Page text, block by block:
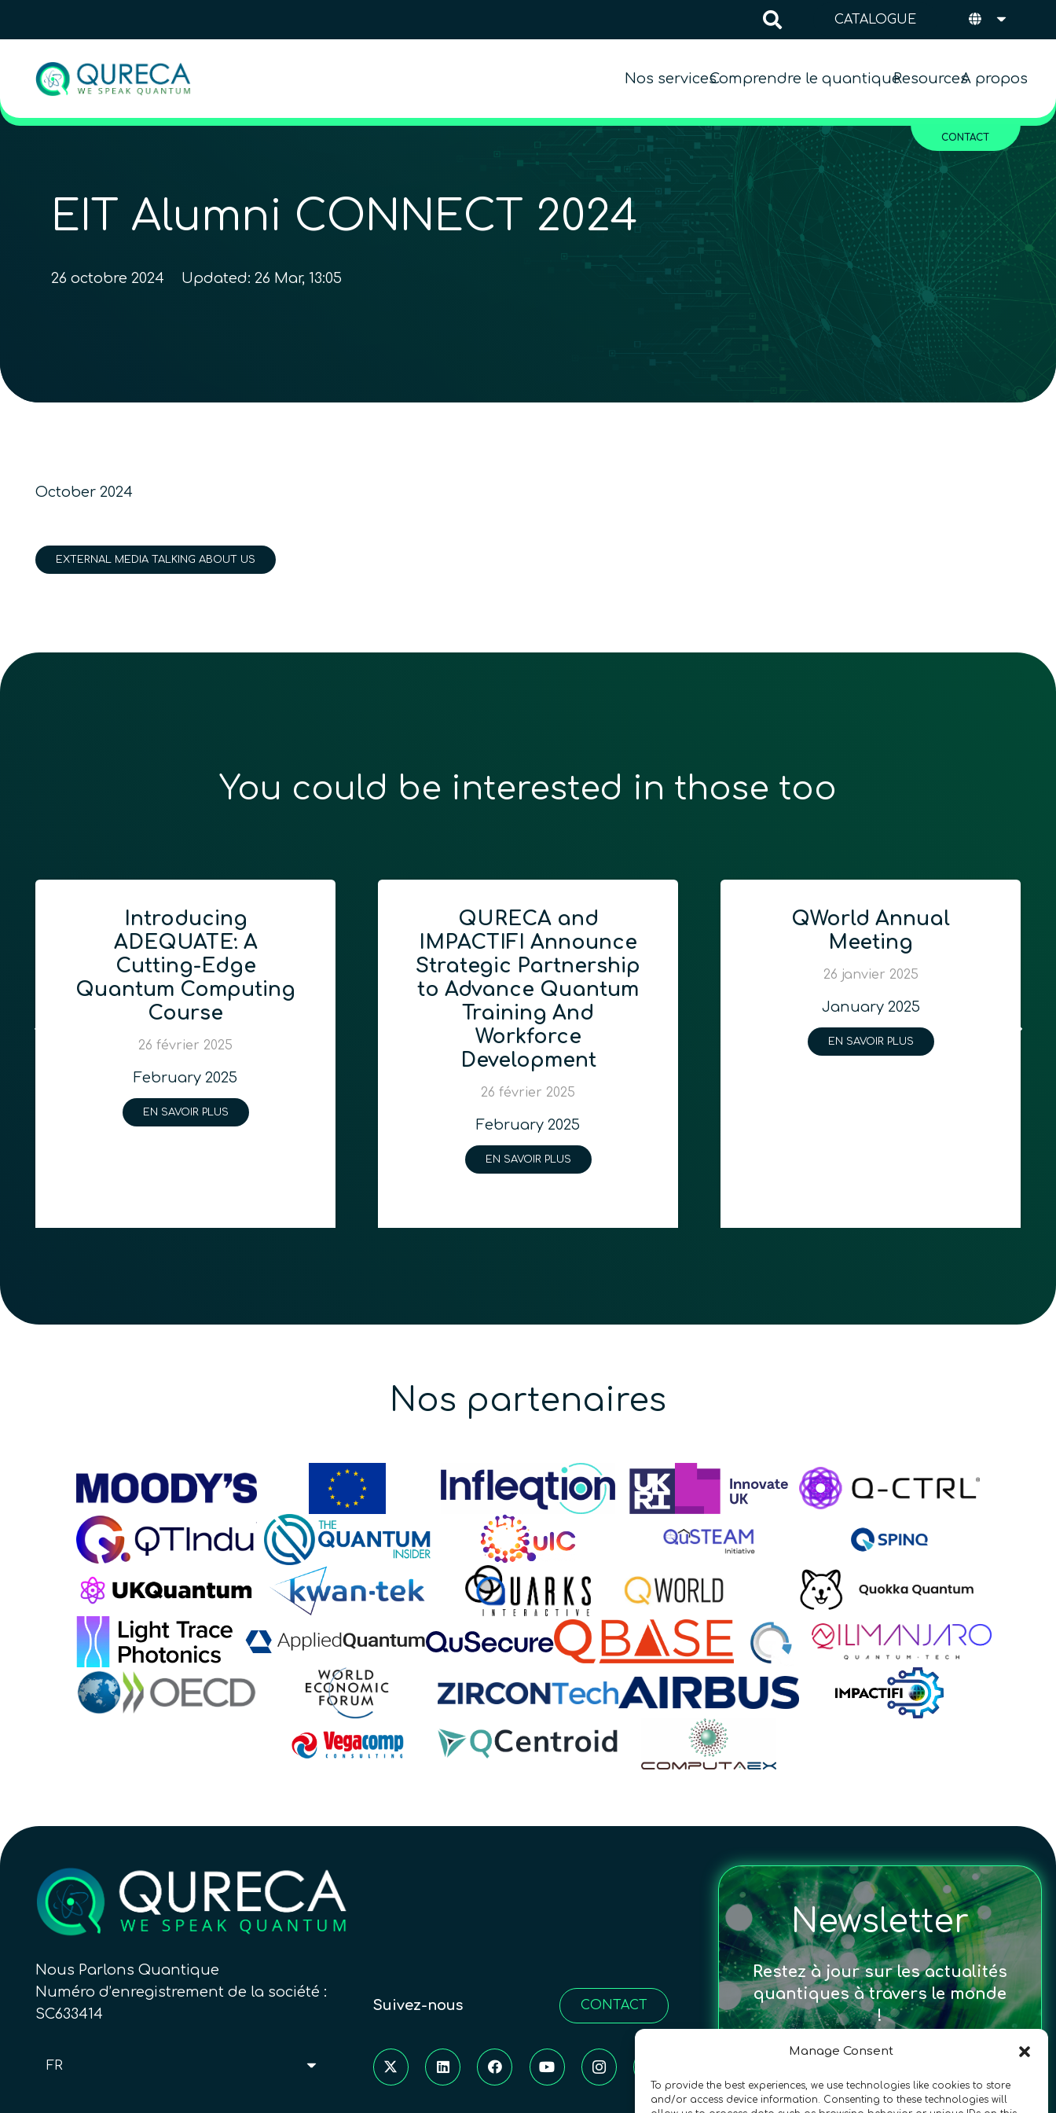
Manage Consent
To provide the best experiences, we use technologies like cookies to store
and/or access device information. Consenting to these technologies will
CATALOGUE
Nos servicesComprendre le quantiqueResourcesA propos
CONTACT
EIT Alumni CONNECT 2024
26 octobre 2024 Updated: 26 Mar, 13:05
October 2024
EXTERNAL MEDIA TALKING ABOUT US
You could be interested in those too
Introducing
ADEQUATE: A
Cutting-Edge
Quantum Computing
Course
26 février 2025
February 2025
EN SAVOIR PLUS
QURECA and
IMPACTIFI Announce
Strategic Partnership
to Advance Quantum
Training And
Workforce
Development
26 février 2025
February 2025
EN SAVOIR PLUS
QWorld Annual
Meeting
26 janvier 2025
January 2025
EN SAVOIR PLUS
Nos partenaires
Nous Parlons Quantique
Numéro d’enregistrement de la société :
SC633414
FR
Suivez-nous CONTACT
Newsletter
Restez à jour sur les actualités
quantiques à travers le monde
!